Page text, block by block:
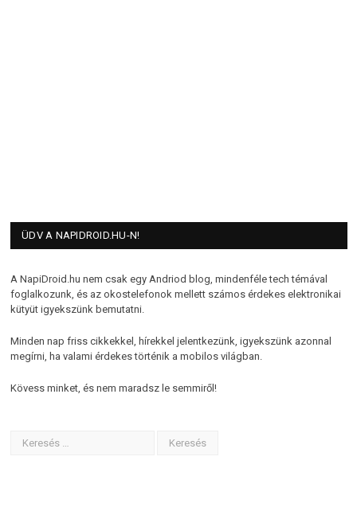
ÜDV A NAPIDROID.HU-N!
A NapiDroid.hu nem csak egy Andriod blog, mindenféle tech témával
foglalkozunk, és az okostelefonok mellett számos érdekes elektronikai
kütyüt igyekszünk bemutatni.
Minden nap friss cikkekkel, hírekkel jelentkezünk, igyekszünk azonnal
megírni, ha valami érdekes történik a mobilos világban.
Kövess minket, és nem maradsz le semmiről!